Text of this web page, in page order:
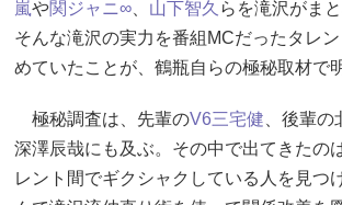
嵐や関ジャニ∞ 山下智久 らを滝沢がま
そんな滝沢の実力を番組MCだったタレ
めていたことが、鶴瓶自らの極秘取材で
極秘調査は、先輩のV6三宅健 、後輩
深澤辰哉にも及ぶ。その中で出てきたの
レント間でギクシャクしている人を見つ